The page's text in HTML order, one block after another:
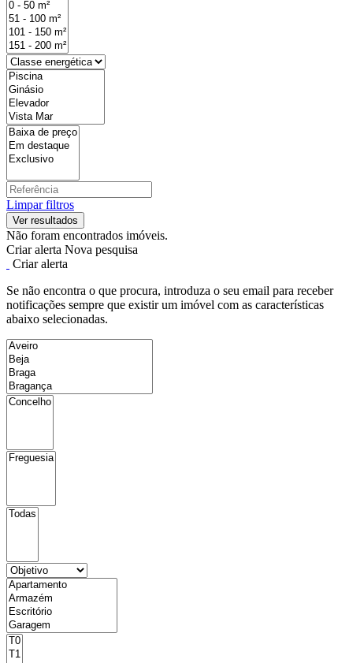
Limpar filtros
Não foram encontrados imóveis.
Criar alerta Nova pesquisa
Criar alerta
Se não encontra o que procura, introduza o seu email para receber
notificações sempre que existir um imóvel com as características
abaixo selecionadas.